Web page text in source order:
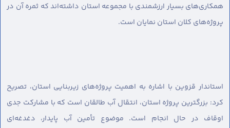
همکاری‌های بسیار ارزشمندی با مجموعه استان داشته‌اند که ثمره آن در
پروژه‌های کلان استان نمایان است.
استاندار قزوین با اشاره به اهمیت پروژه‌های زیربنایی استان، تصریح
کرد: بزرگترین پروژه استان، انتقال آب طالقان است که با مشارکت جدی
اوقاف در حال انجام است. موضوع تأمین آب پایدار، دغدغه‌ای